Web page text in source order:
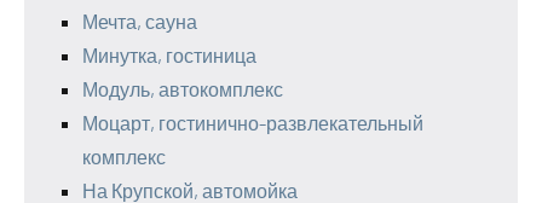
Мечта, сауна
Минутка, гостиница
Модуль, автокомплекс
Моцарт, гостинично-развлекательный
комплекс
На Крупской, автомойка